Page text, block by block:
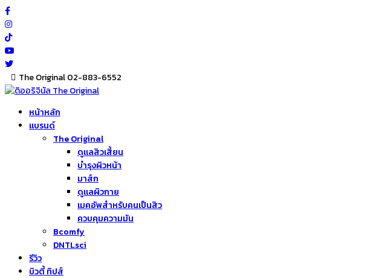
Skip
to
content
The Original 02-883-6552
หน้าหลัก
แบรนด์
The Original
ดูแลสิวเสี้ยน
บำรุงผิวหน้า
มาส์ก
ดูแลผิวกาย
เมคอัพสำหรับคนเป็นสิว
ควบคุมความมัน
Bcomfy
DNTLsci
รีวิว
บิวตี้ ทิปส์